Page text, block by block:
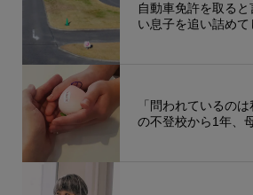
自動車免許を取る
い息子を追い詰め
「問われているの
の不登校から1年、